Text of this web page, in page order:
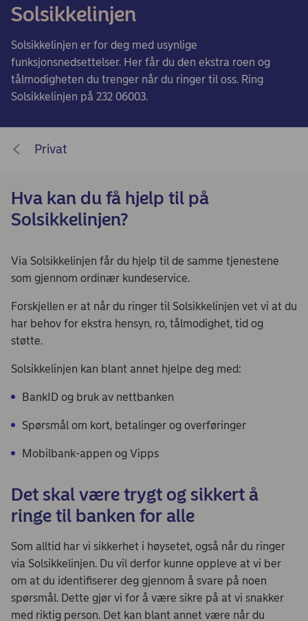
Solsikkelinjen
Solsikkelinjen er for deg med usynlige
funksjonsnedsettelser. Her får du den ekstra roen og
tålmodigheten du trenger når du ringer til oss. Ring
Solsikkelinjen på 232 06003.
Privat
Hva kan du få hjelp til på
Solsikkelinjen?
Via Solsikkelinjen får du hjelp til de samme tjenestene
som gjennom ordinær kundeservice.
Forskjellen er at når du ringer til Solsikkelinjen vet vi at du
har behov for ekstra hensyn, ro, tålmodighet, tid og
støtte.
Solsikkelinjen kan blant annet hjelpe deg med:
BankID og bruk av nettbanken
Spørsmål om kort, betalinger og overføringer
Mobilbank-appen og Vipps
Det skal være trygt og sikkert å
ringe til banken for alle
Som alltid har vi sikkerhet i høysetet, også når du ringer
via Solsikkelinjen. Du vil derfor kunne oppleve at vi ber
om at du identifiserer deg gjennom å svare på noen
spørsmål. Dette gjør vi for å være sikre på at vi snakker
med riktig person. Det kan blant annet være når du